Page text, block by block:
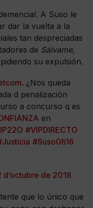
A Suso le
dar la vuelta a la
tan despreciadas
de Sálvame,
su expulsión.
. ¿Nos queda
d penalización
a concurso q es
en
#VIPDIRECTO
#SusoGh16
d’octubre de 2018
que lo único que